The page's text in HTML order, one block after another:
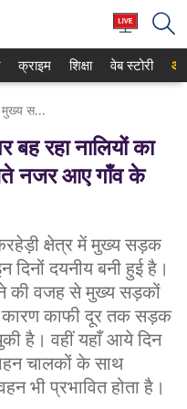
क्राइम शिक्षा वेब स्टोरी
मुजफ्फरनगर: मुख्य सड़कों पर बह रहा नालियों का गंदा पानी, प्रशासन को कोसते नजर आए गाँव के लोग
रहा नालियों का
नजर आए गाँव के
क्षेत्र में मुख्य सड़क
दिनों दयनीय बनी हुई है।
की वजह से मुख्य सड़कों
कारण काफी दूर तक सड़क
है। वहीं यहाँ आये दिन
चालकों के साथ
भी प्रभावित होता है।